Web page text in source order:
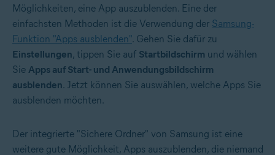
Möglichkeiten, eine App auszublenden. Eine der
einfachsten Methoden ist die Verwendung der Samsung-
Funktion "Apps ausblenden". Gehen Sie dafür zu
Einstellungen, tippen Sie auf Startbildschirm und wählen
Sie Apps auf Start- und Anwendungsbildschirm
ausblenden. Jetzt können Sie auswählen, welche Apps Sie
ausblenden möchten.
Der integrierte "Sichere Ordner" von Samsung ist eine
weitere gute Möglichkeit, Apps auszublenden, die niemand